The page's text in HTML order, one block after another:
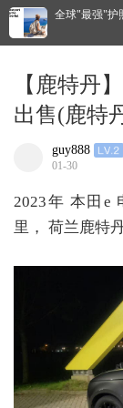
全球"最强"护
【鹿特丹
出售(鹿特
guy888
01-30
2023年 本田e
里， 荷兰鹿特